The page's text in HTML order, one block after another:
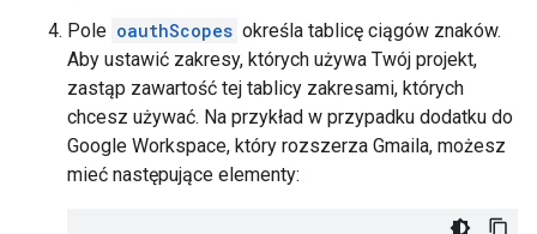
Pole oauthScopes określa tablicę ciągów znaków.
Aby ustawić zakresy, których używa Twój projekt,
zastąp zawartość tej tablicy zakresami, których
chcesz używać. Na przykład w przypadku dodatku do
Google Workspace, który rozszerza Gmaila, możesz
mieć następujące elementy: